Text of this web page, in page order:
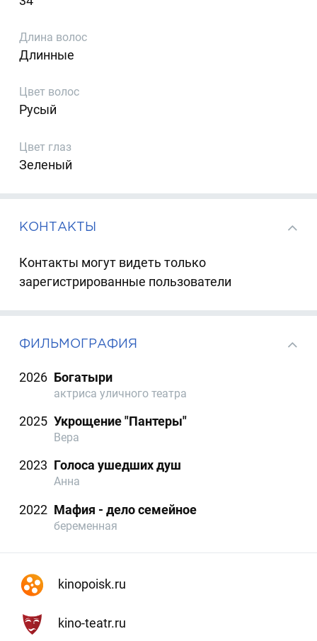
Длина волос
Длинные
Цвет волос
Русый
Цвет глаз
Зеленый
КОНТАКТЫ
Контакты могут видеть только
зарегистрированные пользователи
ФИЛЬМОГРАФИЯ
2026 Богатыри
актриса уличного театра
2025 Укрощение "Пантеры"
Вера
2023 Голоса ушедших душ
Анна
2022 Мафия - дело семейное
беременная
kinopoisk.ru
kino-teatr.ru